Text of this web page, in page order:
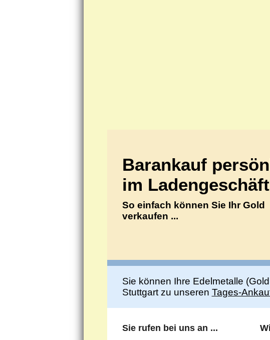
Barankauf
im Ladengeschäft
So einfach können Sie Ihr Gold
verkaufen ...
Sie können Ihre Edelmetalle
Stuttgart zu unseren Tages-
Sie rufen bei uns an ...